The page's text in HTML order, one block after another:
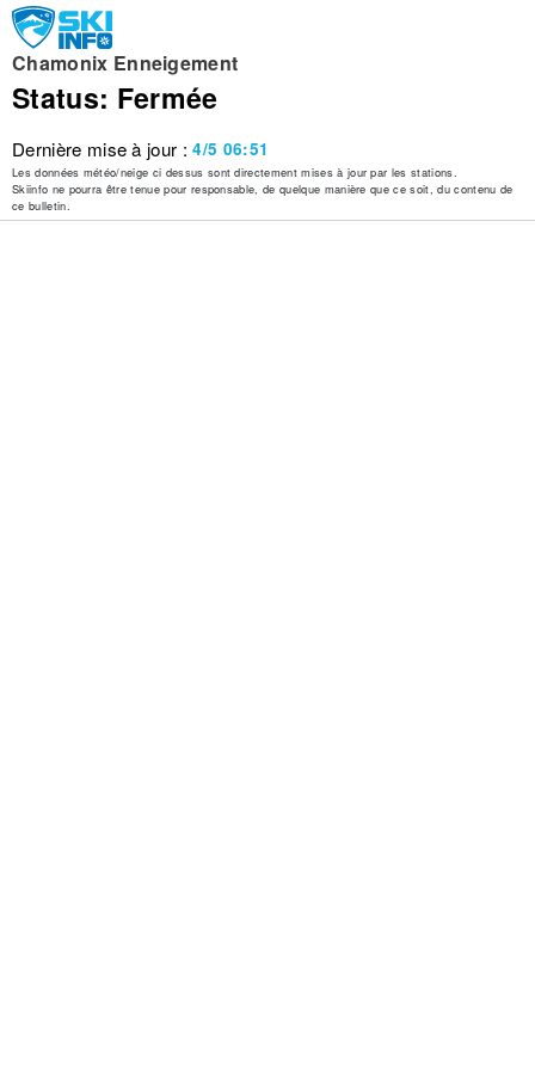
Chamonix Enneigement
Status: Fermée
Dernière mise à jour :4/5 06:51
Les données météo/neige ci dessus sont directement mises à jour par les stations.
Skiinfo ne pourra être tenue pour responsable, de quelque manière que ce soit, du contenu de
ce bulletin.